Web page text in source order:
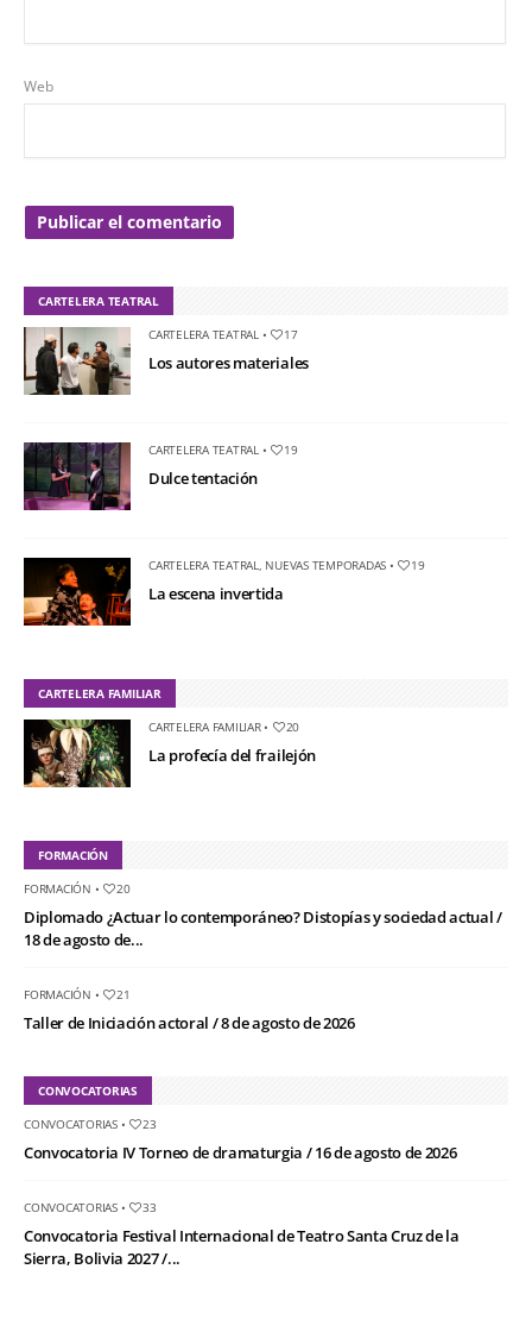
Web
CARTELERA TEATRAL
CARTELERA TEATRAL• 17
Los autores materiales
CARTELERA TEATRAL• 19
Dulce tentación
CARTELERA TEATRAL, NUEVAS TEMPORADAS • 19
La escena invertida
CARTELERA FAMILIAR
CARTELERA FAMILIAR• 20
La profecía del frailejón
FORMACIÓN
FORMACIÓN • 20
Diplomado ¿Actuar lo contemporáneo? Distopías y sociedad actual /
18 de agosto de...
FORMACIÓN • 21
Taller de Iniciación actoral / 8 de agosto de 2026
CONVOCATORIAS
CONVOCATORIAS• 23
Convocatoria IV Torneo de dramaturgia / 16 de agosto de 2026
CONVOCATORIAS• 33
Convocatoria Festival Internacional de Teatro Santa Cruz de la
Sierra, Bolivia 2027 /...